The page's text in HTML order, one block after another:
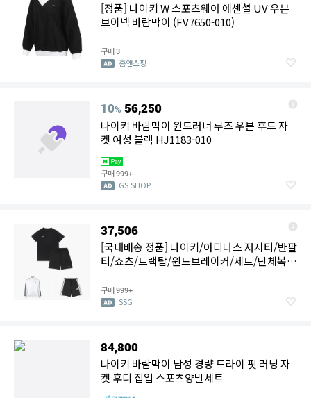
[정품] 나이키 W 스포츠웨어 에센셜 UV 우븐
브이넥 바람막이 (FV7650-010)
구매3
홈앤쇼핑
10% 56,250
나이키 바람막이 윈드러너 루즈 우븐 후드 자
켓 여성 블랙 HJ1183-010
구매999+
GS SHOP
37,506
[국내배송 정품] 나이키/아디다스 저지티/반팔
티/쇼츠/트랙탑/윈드브레이커/세트/단체복/
구매999+
SSG
84,800
나이키 바람막이 남성 경량 드라이 핏 러닝 자
켓 후디 집업 스포츠양말세트